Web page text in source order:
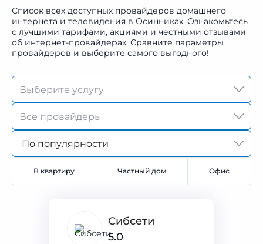
Список всех доступных провайдеров домашнего
интернета и телевидения в Осинниках. Ознакомьтесь
с лучшими тарифами, акциями и честными отзывами
об интернет-провайдерах. Сравните параметры
провайдеров и выберите самого выгодного!
По популярности
В квартиру Частный дом Офис
Сибсети
5.0